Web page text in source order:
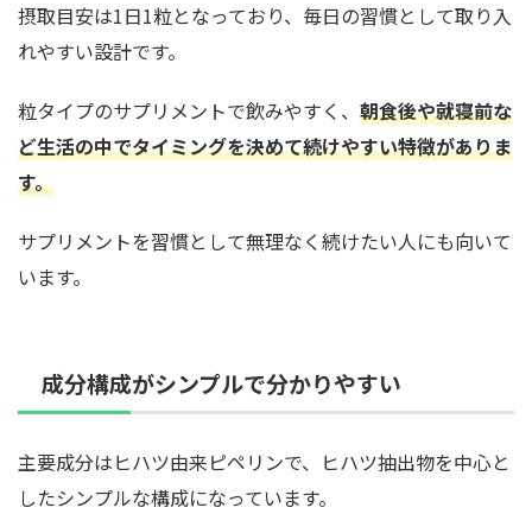
摂取目安は1日1粒となっており、毎日の習慣として取り入
れやすい設計です。
粒タイプのサプリメントで飲みやすく、 朝食後や就寝前な
ど生活の中でタイミングを決めて続けやすい特徴がありま
す。
サプリメントを習慣として無理なく続けたい人にも向いて
います。
成分構成がシンプルで分かりやすい
主要成分はヒハツ由来ピペリンで、ヒハツ抽出物を中心と
したシンプルな構成になっています。